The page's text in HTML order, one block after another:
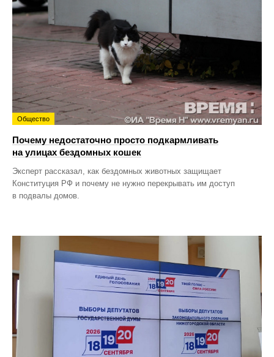
Общество
Почему недостаточно просто подкармливать
на улицах бездомных кошек
Эксперт рассказал, как бездомных животных защищает
Конституция РФ и почему не нужно перекрывать им доступ
в подвалы домов.